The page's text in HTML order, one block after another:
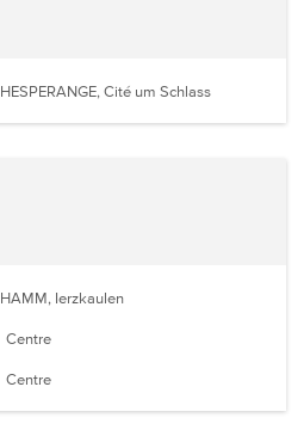
HESPERANGE, Cité um Schlass
HAMM, Ierzkaulen
Centre
Centre